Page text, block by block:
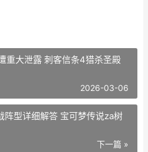
重大泄露 刺客信条4猎杀圣殿
2026-03-06
阵型详细解答 宝可梦传说za树
下一篇 »